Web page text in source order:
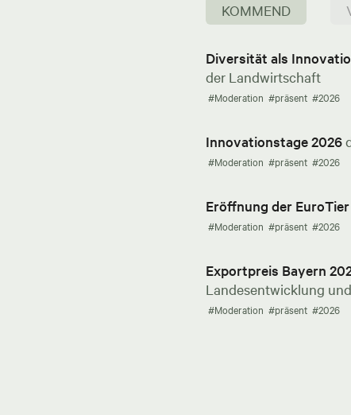
KOMMEND
Diversität als
der Landwirtschaft
#Moderation #präsent #2026
Innovationstage 2026
#Moderation #präsent #2026
Eröffnung der
#Moderation #präsent #2026
Exportpreis Bayern
Landesentwicklung
#Moderation #präsent #2026